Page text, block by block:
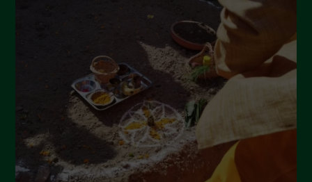
Aprile 2022
Marzo 2022
Febbraio 2022
Gennaio 2022